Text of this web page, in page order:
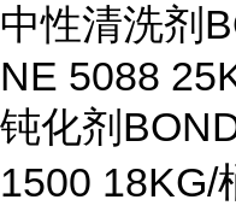
中性清洗剂
NE 5088
钝化剂
1500 18KG/